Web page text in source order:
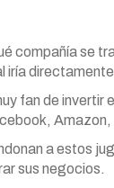
compañía se
iría
fan de invertir
a estos
sus negocios.